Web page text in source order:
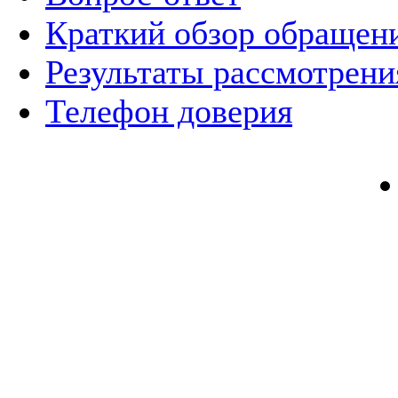
Краткий обзор
Результаты
Телефон доверия